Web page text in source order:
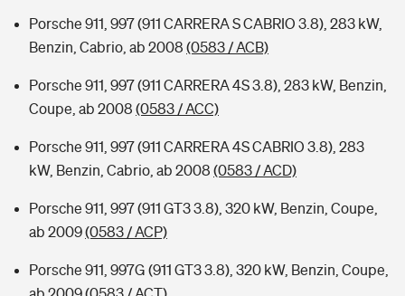
Porsche 911, 997 (911 CARRERA S CABRIO 3.8), 283 kW,
Benzin, Cabrio, ab 2008 (0583 / ACB)
Porsche 911, 997 (911 CARRERA 4S 3.8), 283 kW, Benzin,
Coupe, ab 2008 (0583 / ACC)
Porsche 911, 997 (911 CARRERA 4S CABRIO 3.8), 283
kW, Benzin, Cabrio, ab 2008 (0583 / ACD)
Porsche 911, 997 (911 GT3 3.8), 320 kW, Benzin, Coupe,
ab 2009(0583 / ACP)
Porsche 911, 997G (911 GT3 3.8), 320 kW, Benzin, Coupe,